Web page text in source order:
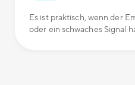
Es ist praktisch, wenn der
oder ein schwaches Signal